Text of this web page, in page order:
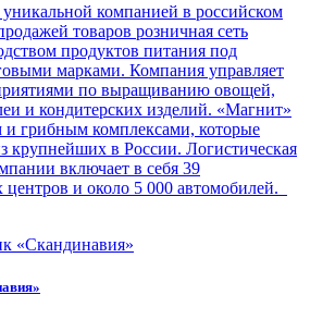
уникальной компанией в российском
товаров розничная сеть
продуктов питания под
марками. Компания управляет
по выращиванию овощей,
и кондитерских изделий. «Магнит»
и грибным комплексами, которые
крупнейших в России. Логистическая
включает в себя 39
центров и около 5 000 автомобилей.